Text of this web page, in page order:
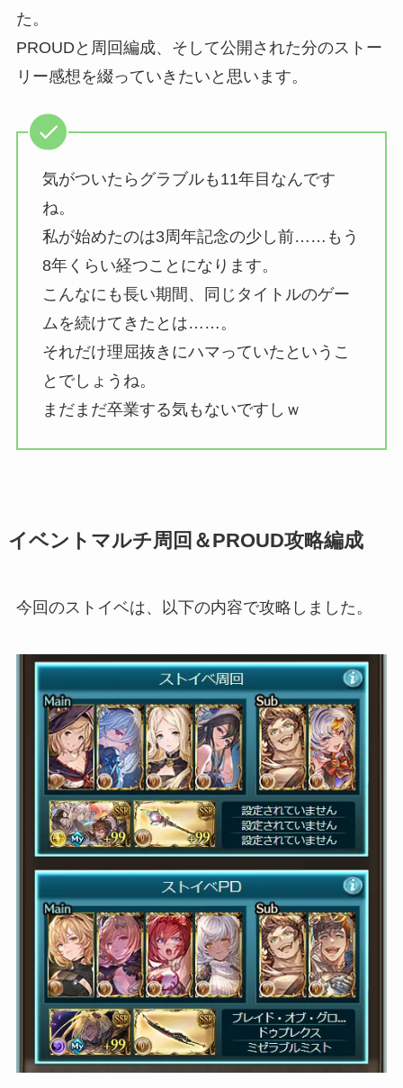
た。
PROUDと周回編成、そして公開された分のストー
リー感想を綴っていきたいと思います。
気がついたらグラブルも11年目なんです
ね。
私が始めたのは3周年記念の少し前……もう
8年くらい経つことになります。
こんなにも長い期間、同じタイトルのゲー
ムを続けてきたとは……。
それだけ理屈抜きにハマっていたというこ
とでしょうね。
まだまだ卒業する気もないですしｗ
イベントマルチ周回＆PROUD攻略編成
今回のストイベは、以下の内容で攻略しました。